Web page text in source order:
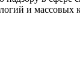
и массовых